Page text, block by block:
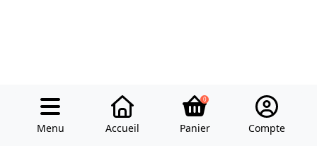
Menu Accueil
0
Panier Compte